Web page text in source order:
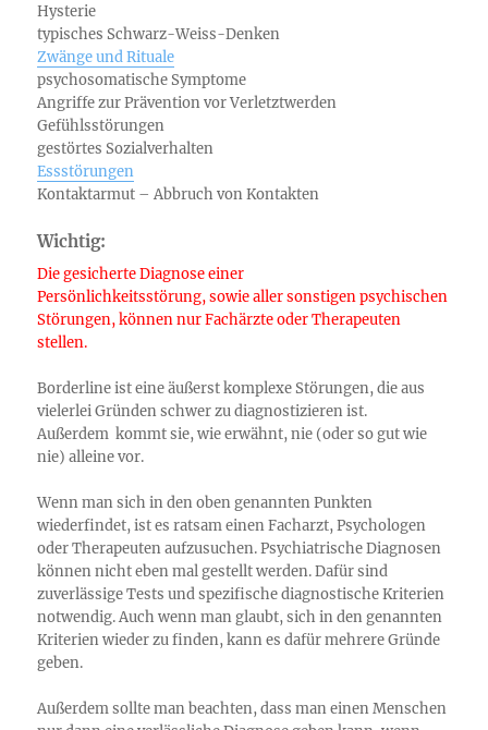
Hysterie
typisches Schwarz-Weiss-Denken
Zwänge und Rituale
psychosomatische Symptome
Angriffe zur Prävention vor Verletztwerden
Gefühlsstörungen
gestörtes Sozialverhalten
Essstörungen
Kontaktarmut – Abbruch von Kontakten
Wichtig:
Die gesicherte Diagnose einer
Persönlichkeitsstörung, sowie aller sonstigen psychischen
Störungen, können nur Fachärzte oder Therapeuten
stellen.
Borderline ist eine äußerst komplexe Störungen, die aus
vielerlei Gründen schwer zu diagnostizieren ist.
Außerdem kommt sie, wie erwähnt, nie (oder so gut wie
nie) alleine vor.
Wenn man sich in den oben genannten Punkten
wiederfindet, ist es ratsam einen Facharzt, Psychologen
oder Therapeuten aufzusuchen. Psychiatrische Diagnosen
können nicht eben mal gestellt werden. Dafür sind
zuverlässige Tests und spezifische diagnostische Kriterien
notwendig. Auch wenn man glaubt, sich in den genannten
Kriterien wieder zu finden, kann es dafür mehrere Gründe
geben.
Außerdem sollte man beachten, dass man einen Menschen